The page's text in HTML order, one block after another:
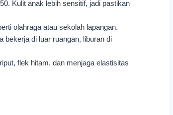
Kulit anak lebih sensitif, jadi pastikan
olahraga atau sekolah lapangan.
di luar ruangan, liburan di
flek hitam, dan menjaga elastisitas